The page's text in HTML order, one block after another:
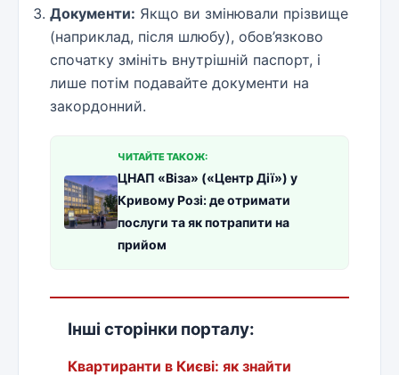
Документи: Якщо ви змінювали прізвище
(наприклад, після шлюбу), обов’язково
спочатку змініть внутрішній паспорт, і
лише потім подавайте документи на
закордонний.
ЧИТАЙТЕ ТАКОЖ:
ЦНАП «Віза» («Центр Дії») у
Кривому Розі: де отримати
послуги та як потрапити на
прийом
Інші сторінки порталу:
Квартиранти в Києві: як знайти